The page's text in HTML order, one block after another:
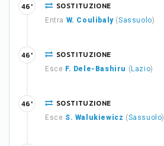
SOSTITUZIONE
Entra W. Coulibaly(Sassuolo)
46'
SOSTITUZIONE
Esce F. Dele-Bashiru ( Lazio)
46'
SOSTITUZIONE
Esce S. Walukiewicz (Sassuolo)
46'